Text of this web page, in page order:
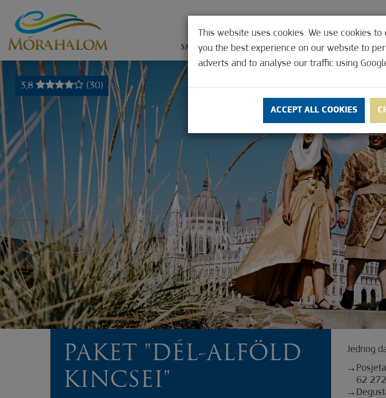
SMEŠTAJ U PONUDI DOŽIVLJAJI ZELENI FOKUS
3,8 (30)
PAKET "DÉL-ALFÖLD
KINCSEI"
Jednog
62
This website uses cookies. We use cookies
you the best experience on our website to
adverts and to analyse our traffic using
ACCEPT ALL COOKIES